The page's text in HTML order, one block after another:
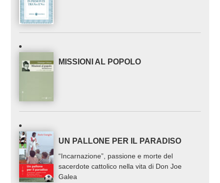
MISSIONI AL POPOLO
UN PALLONE PER IL PARADISO
“Incarnazione”, passione e morte del
sacerdote cattolico nella vita di Don Joe
Galea